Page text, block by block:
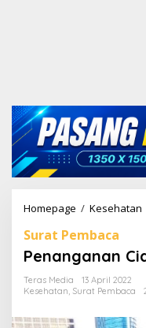
Homepage / Kesehatan
Surat Pembaca
Penanganan
Teras Media
13 April 2022
Kesehatan, Surat Pembaca